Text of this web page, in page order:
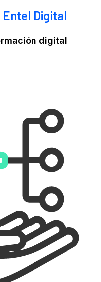
Digital
digital